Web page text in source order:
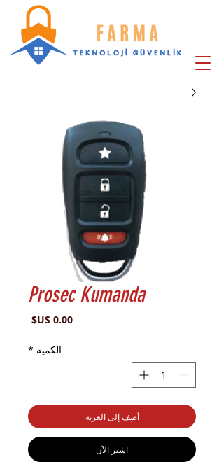
Prosec Kumanda
السعر
الكمية *
أضِف إلى العربة
اشترِ الآن